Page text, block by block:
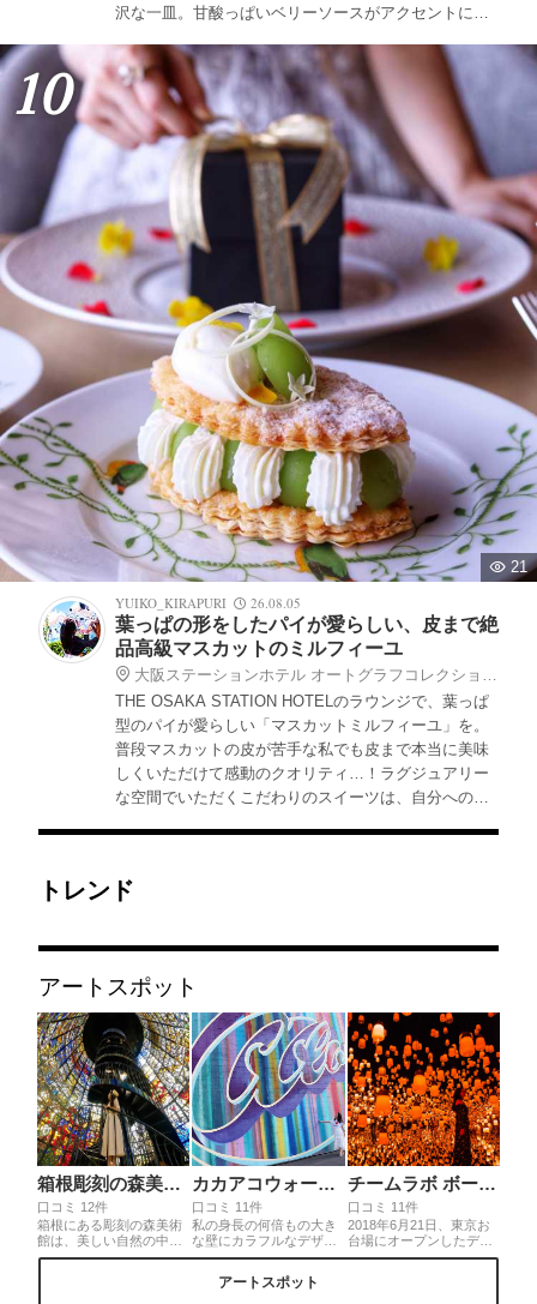
沢な一皿。甘酸っぱいベリーソースがアクセントにな
ぴったりなのでぜひお立ち寄りを。
10
21
YUIKO_KIRAPURI
26.08.05
葉っぱの形をしたパイが愛らしい、皮まで絶
品高級マスカットのミルフィーユ
大阪ステーションホテル オートグラフコレクション ロビーラウンジ
THE OSAKA STATION HOTELのラウンジで、葉っぱ
型のパイが愛らしい「マスカットミルフィーユ」を。
普段マスカットの皮が苦手な私でも皮まで本当に美味
しくいただけて感動のクオリティ…！ラグジュアリー
な空間でいただくこだわりのスイーツは、自分へのご
トレンド
アートスポット
箱根彫刻の森美術館
口コミ 12件
箱根にある彫刻の森美術
館は、美しい自然の中に
作られたまさに自然の中
カカアコウォールアート
口コミ 11件
私の身長の何倍もの大き
な壁にカラフルなデザイ
ンが描かれているアー
れると、独特なアートの
チームラボ ボーダレス
口コミ 11件
2018年6月21日、東京お
台場にオープンしたデジ
タルアートミュージア
アートスポット